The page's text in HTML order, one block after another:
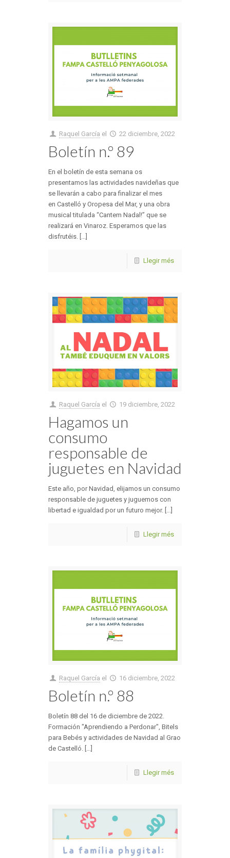
Raquel García el 22 diciembre, 2022
Boletín n.º 89
En el boletín de esta semana os
presentamos las actividades navideñas que
se llevarán a cabo para finalizar el mes
en Castelló y Oropesa del Mar, y una obra
musical titulada “Cantem Nadal!” que se
realizará en Vinaroz. Esperamos que las
disfrutéis. [...]
Llegir més
Raquel García el 19 diciembre, 2022
Hagamos un
consumo
responsable de
juguetes en Navidad
Este año, por Navidad, elijamos un consumo
responsable de juguetes y juguemos con
libertad e igualdad por un futuro mejor. [...]
Llegir més
Raquel García el 16 diciembre, 2022
Boletín n.º 88
Boletín 88 del 16 de diciembre de 2022.
Formación "Aprendiendo a Perdonar", Bitels
para Bebés y actividades de Navidad al Grao
de Castelló. [...]
Llegir més